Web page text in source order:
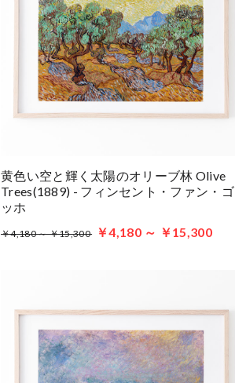
黄色い空と輝く太陽のオリーブ林 Olive
Trees(1889) - フィンセント・ファン・ゴ
ッホ
￥4,180 ～ ￥15,300 ￥4,180 ～ ￥15,300